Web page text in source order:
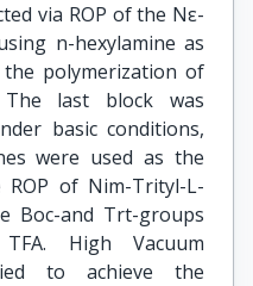
via ROP of the Nε-
n-hexylamine as
polymerization of
The last block was
basic conditions,
were used as the
of Nim-Trityl-L-
Boc-and Trt-groups
High Vacuum
to achieve the